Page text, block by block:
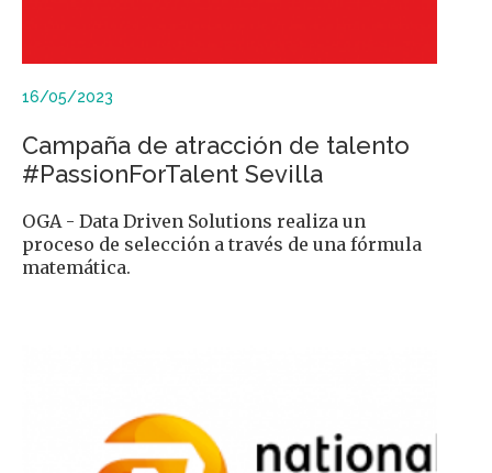
16/05/2023
Campaña de atracción de talento
#PassionForTalent Sevilla
OGA - Data Driven Solutions realiza un
proceso de selección a través de una fórmula
matemática.